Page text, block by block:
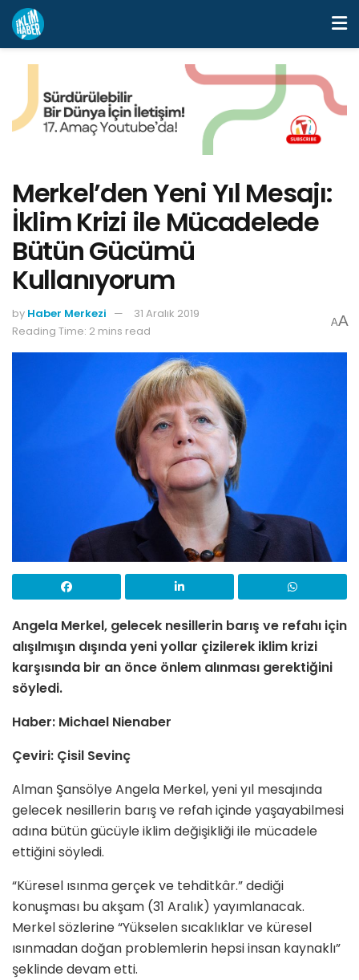
Merkel’den Yeni Yıl Mesajı:
İklim Krizi ile Mücadelede
Bütün Gücümü
Kullanıyorum
by Haber Merkezi
31 Aralık 2019
Reading Time: 2 mins read
AA
Angela Merkel, gelecek nesillerin barış ve refahı için
alışılmışın dışında yeni yollar çizilerek iklim krizi
karşısında bir an önce önlem alınması gerektiğini
söyledi.
Haber: Michael Nienaber
Çeviri: Çisil Sevinç
Alman Şansölye Angela Merkel, yeni yıl mesajında
gelecek nesillerin barış ve refah içinde yaşayabilmesi
adına bütün gücüyle iklim değişikliği ile mücadele
ettiğini söyledi.
“Küresel ısınma gerçek ve tehditkâr.” dediği
konuşması bu akşam (31 Aralık) yayımlanacak.
Merkel sözlerine “Yükselen sıcaklıklar ve küresel
ısınmadan doğan problemlerin hepsi insan kaynaklı”
şeklinde devam etti.